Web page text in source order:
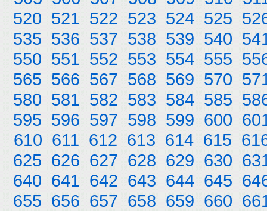
520 521 522 523 524 525
535 536 537 538 539 540
550 551 552 553 554 555
565 566 567 568 569 570
580 581 582 583 584 585
595 596 597 598 599 600
610 611 612 613 614 615
625 626 627 628 629 630
640 641 642 643 644 645
655 656 657 658 659 660